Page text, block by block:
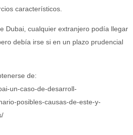
característicos.
Dubai, cualquier extranjero podía llegar
debía irse si en un plazo prudencial
de:
un-caso-de-desarroll-
posibles-causas-de-este-y-